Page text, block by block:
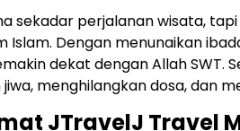
sekadar perjalanan wisata,
Islam. Dengan menunaikan
dekat dengan Allah SWT.
menghilangkan dosa, dan
JTravelJ Travel